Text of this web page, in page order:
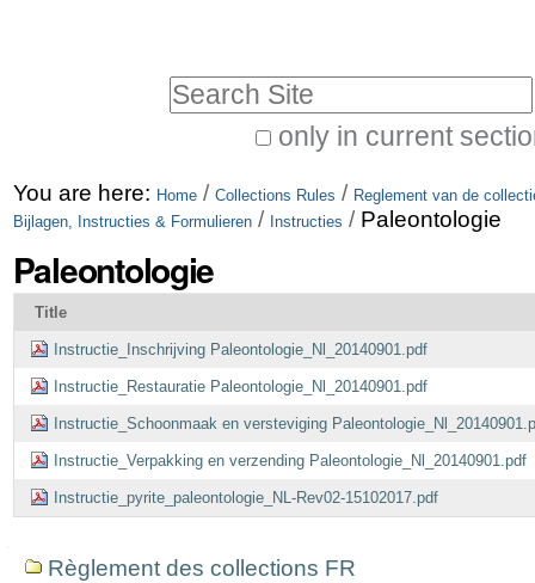
to
navigation
only in current
Search…
You are here: Home / Collections Rules / Reglement van de
Bijlagen, Instructies & Formulieren / Instructies / Paleontologie
Paleontologie
Title
Instructie_Inschrijving Paleontologie_Nl_20140901.pdf
Instructie_Restauratie Paleontologie_Nl_20140901.pdf
Instructie_Schoonmaak en versteviging
Instructie_Verpakking en verzending Paleontologie_Nl_20140901.pdf
Instructie_pyrite_paleontologie_NL-Rev02-15102017.pdf
NavigationRèglement des collections FR